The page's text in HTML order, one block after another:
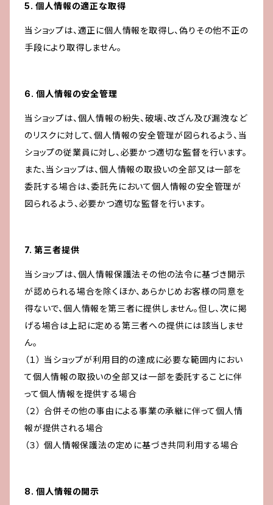
5. 個人情報の適正な取得
当ショップは、適正に個人情報を取得し、偽りその他不正の
手段により取得しません。
6. 個人情報の安全管理
当ショップは、個人情報の紛失、破壊、改ざん及び漏洩など
のリスクに対して、個人情報の安全管理が図られるよう、当
ショップの従業員に対し、必要かつ適切な監督を行います。
また、当ショップは、個人情報の取扱いの全部又は一部を
委託する場合は、委託先において個人情報の安全管理が
図られるよう、必要かつ適切な監督を行います。
7. 第三者提供
当ショップは、個人情報保護法その他の法令に基づき開示
が認められる場合を除くほか、あらかじめお客様の同意を
得ないで、個人情報を第三者に提供しません。但し、次に掲
げる場合は上記に定める第三者への提供には該当しませ
ん。
（１） 当ショップが利用目的の達成に必要な範囲内におい
て個人情報の取扱いの全部又は一部を委託することに伴
って個人情報を提供する場合
（２） 合併その他の事由による事業の承継に伴って個人情
報が提供される場合
（３） 個人情報保護法の定めに基づき共同利用する場合
8. 個人情報の開示